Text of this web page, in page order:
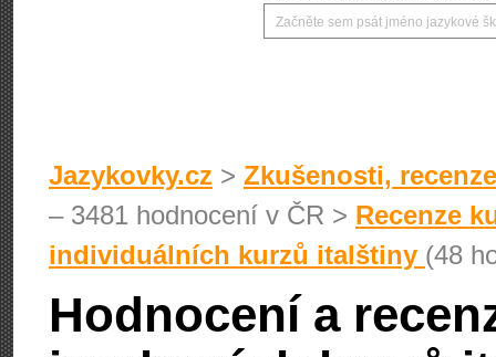
Jazykovky.cz > Zkušenosti,
– 3481 hodnocení v ČR > Recenze
individuálních kurzů italštiny (48
Hodnocení a